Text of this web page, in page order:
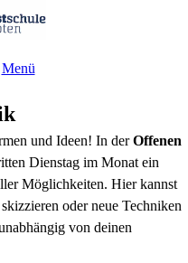
Menü
und Ideen! In derOffenen
Dienstag im Monat ein
Möglichkeiten. Hier kannst
oder neue Techniken
von deinen